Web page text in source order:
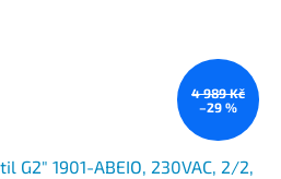
4 989 Kč
–29 %
G2" 1901-ABEIO, 230VAC, 2/2,